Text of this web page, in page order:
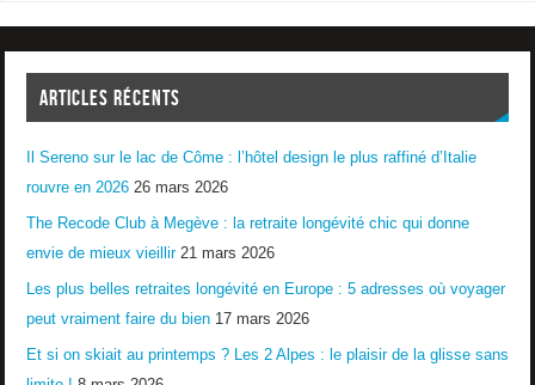
ARTICLES RÉCENTS
Il Sereno sur le lac de Côme : l’hôtel design le plus raffiné d’Italie
rouvre en 2026 26 mars 2026
The Recode Club à Megève : la retraite longévité chic qui donne
envie de mieux vieillir 21 mars 2026
Les plus belles retraites longévité en Europe : 5 adresses où voyager
peut vraiment faire du bien 17 mars 2026
Et si on skiait au printemps ? Les 2 Alpes : le plaisir de la glisse sans